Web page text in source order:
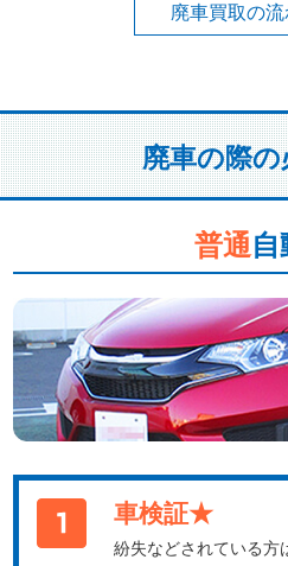
廃車買取の
廃車の際の
普通自
車検証★
紛失などされている方